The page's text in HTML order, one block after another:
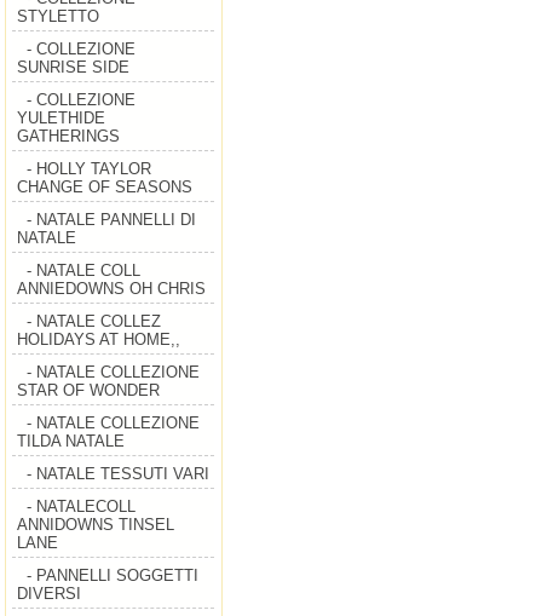
STYLETTO
- COLLEZIONE
SUNRISE SIDE
- COLLEZIONE
YULETHIDE
GATHERINGS
- HOLLY TAYLOR
CHANGE OF SEASONS
- NATALE PANNELLI DI
NATALE
- NATALE COLL
ANNIEDOWNS OH CHRIS
- NATALE COLLEZ
HOLIDAYS AT HOME,,
- NATALE COLLEZIONE
STAR OF WONDER
- NATALE COLLEZIONE
TILDA NATALE
- NATALE TESSUTI VARI
- NATALECOLL
ANNIDOWNS TINSEL
LANE
- PANNELLI SOGGETTI
DIVERSI